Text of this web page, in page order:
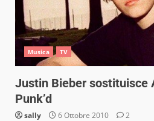
Musica TV
Justin Bieber sostituisce
Punk’d
sally 6 Ottobre 2010 2